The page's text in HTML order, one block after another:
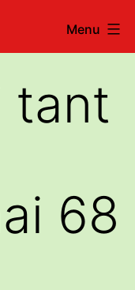
Menu
tant
68